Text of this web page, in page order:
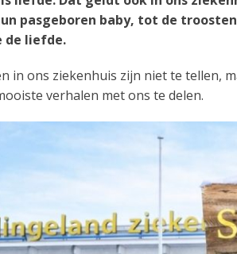
pasgeboren baby, tot de
de liefde.
in ons ziekenhuis zijn niet te tellen,
verhalen met ons te delen.